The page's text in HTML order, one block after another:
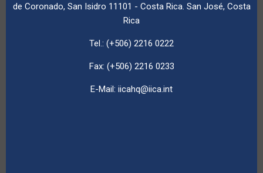
de Coronado, San Isidro 11101 - Costa Rica. San José, Costa
Rica
Tel.: (+506) 2216 0222
Fax: (+506) 2216 0233
E-Mail: iicahq@iica.int